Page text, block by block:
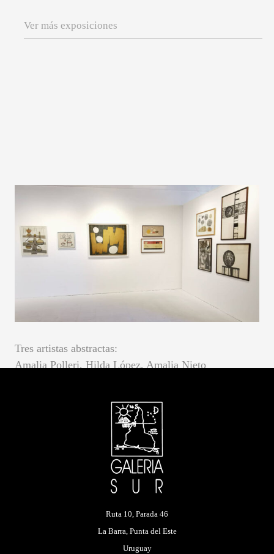
Ver más exposiciones
Tres artistas abstractas:
Amalia Polleri, Hilda López, Amalia Nieto
Ruta 10, Parada 46
La Barra, Punta del Este
Uruguay